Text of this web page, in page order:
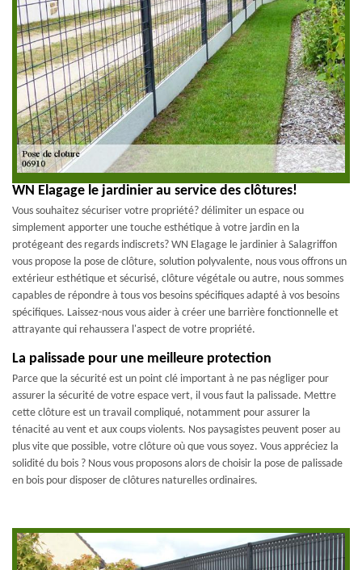
WN Elagage le jardinier au service des clôtures!
Vous souhaitez sécuriser votre propriété? délimiter un espace ou
simplement apporter une touche esthétique à votre jardin en la
protégeant des regards indiscrets? WN Elagage le jardinier à Salagriffon
vous propose la pose de clôture, solution polyvalente, nous vous offrons un
extérieur esthétique et sécurisé, clôture végétale ou autre, nous sommes
capables de répondre à tous vos besoins spécifiques adapté à vos besoins
spécifiques. Laissez-nous vous aider à créer une barrière fonctionnelle et
attrayante qui rehaussera l'aspect de votre propriété.
La palissade pour une meilleure protection
Parce que la sécurité est un point clé important à ne pas négliger pour
assurer la sécurité de votre espace vert, il vous faut la palissade. Mettre
cette clôture est un travail compliqué, notamment pour assurer la
ténacité au vent et aux coups violents. Nos paysagistes peuvent poser au
plus vite que possible, votre clôture où que vous soyez. Vous appréciez la
solidité du bois ? Nous vous proposons alors de choisir la pose de palissade
en bois pour disposer de clôtures naturelles ordinaires.